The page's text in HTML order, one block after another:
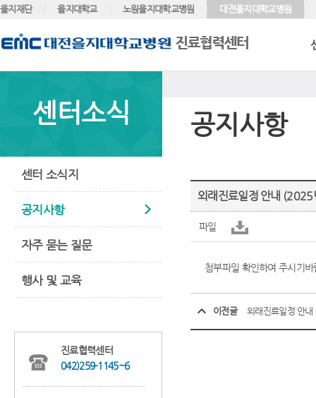
을지재단 을지대학교 노원을지대학교병원 대전을지대학교병원
센터소식
센터 소식지
공지사항
자주 묻는 질문
행사 및 교육
진료협력센터
042)259-1145~6
공지사항
외래진료일정 안내 (2025
파일
첨부파일 확인하여 주시기바
이전글 외래진료일정 안